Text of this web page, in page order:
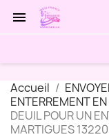

Accueil
ENTERREMENT
DEUIL POUR UN
MARTIGUES 13220